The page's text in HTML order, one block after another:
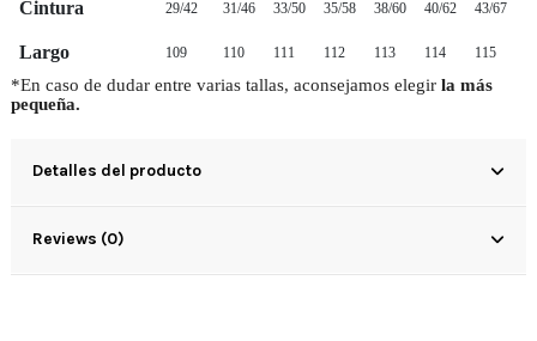
Cintura 29/42 31/46 33/50 35/58 38/60 40/62 43/67
Largo 109 110 111 112 113 114 115
*En caso de dudar entre varias tallas, aconsejamos elegir la más
pequeña.
Detalles del producto
Reviews (0)